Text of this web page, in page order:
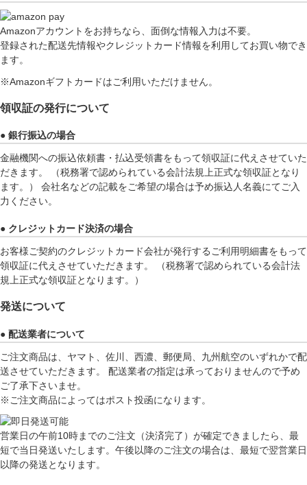
Amazonアカウントをお持ちなら、面倒な情報入力は不要。
登録された配送先情報やクレジットカード情報を利用してお買い物でき
ます。
※Amazonギフトカードはご利用いただけません。
領収証の発行について
● 銀行振込の場合
金融機関への振込依頼書・払込受領書をもって領収証に代えさせていた
だきます。 （税務署で認められている会計法規上正式な領収証となり
ます。） 会社名などの記載をご希望の場合は予め振込人名義にてご入
力ください。
● クレジットカード決済の場合
お客様ご契約のクレジットカード会社が発行するご利用明細書をもって
領収証に代えさせていただきます。 （税務署で認められている会計法
規上正式な領収証となります。）
発送について
● 配送業者について
ご注文商品は、ヤマト、佐川、西濃、郵便局、九州航空のいずれかで配
送させていただきます。 配送業者の指定は承っておりませんので予め
ご了承下さいませ。
※ご注文商品によってはポスト投函になります。
営業日の午前10時までのご注文（決済完了）が確定できましたら、最
短で当日発送いたします。午後以降のご注文の場合は、最短で翌営業日
以降の発送となります。